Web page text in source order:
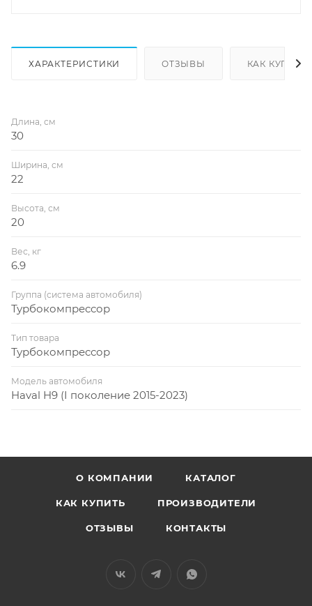
ХАРАКТЕРИСТИКИ ОТЗЫВЫ КАК КУПИТЬ
Длина, см
30
Ширина, см
22
Высота, см
20
Вес, кг
6.9
Группа (система автомобиля)
Турбокомпрессор
Тип товара
Турбокомпрессор
Модель автомобиля
Haval H9 (I поколение 2015-2023)
О КОМПАНИИ КАТАЛОГ
КАК КУПИТЬ ПРОИЗВОДИТЕЛИ
ОТЗЫВЫ КОНТАКТЫ